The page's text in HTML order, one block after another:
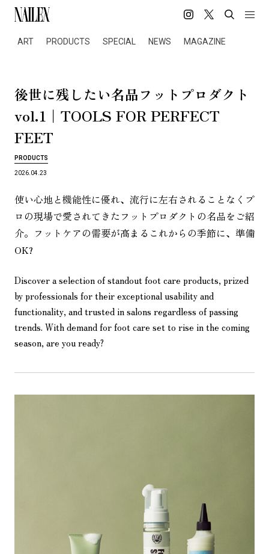
ART PRODUCTS SPECIAL NEWS MAGAZINE
後世に残 したい名品フ ッ ト プロ ダク ト
vol.1｜TOOLS FOR PERFECT
FEET
PRODUCTS
2026.04.23
使い心地と機能性に優れ、流行に左右されることなくプ
ロの現場で愛されてきたフットプロダクトの名品をご紹
介。フットケアの需要が高まるこれからの季節に、準備
OK?
Discover a selection of standout foot care products, prized
by professionals for their exceptional usability and
functionality, and trusted in salons regardless of passing
trends. With demand for foot care set to rise in the coming
season, are you ready?